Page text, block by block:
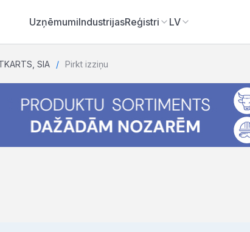
UzņēmumiIndustrijasReģistri LV
SIA Pirkt izziņu